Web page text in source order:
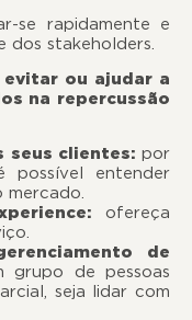
se rapidamente e
stakeholders.
ou ajudar a
na repercussão
seus clientes: por
possível entender
mercado.
ofereça
de
de pessoas
seja lidar com